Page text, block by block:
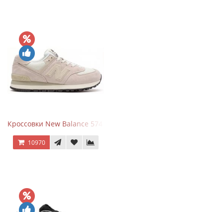
Кроссовки New Balance 574 Light Grey Pink
10970